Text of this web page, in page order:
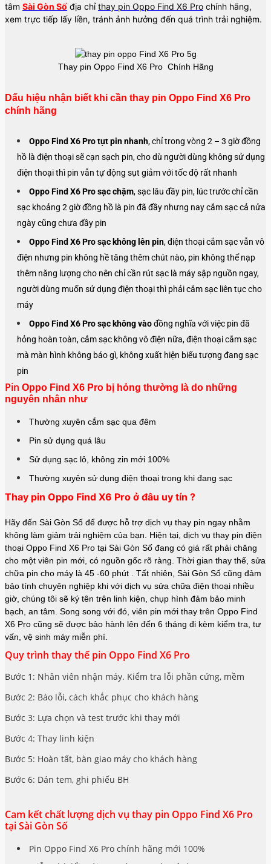
tâm Sài Gòn Số địa chỉthay pin Oppo Find X6 Pro chính hãng,
xem trực tiếp lấy liền, tránh ảnh hưởng đến quá trình trải nghiệm.
Thay pin Oppo Find X6 Pro Chính Hãng
Dấu hiệu nhận biết khi cần thay pin Oppo Find X6 Pro
chính hãng
Oppo Find X6 Pro tụt pin nhanh, chỉ trong vòng 2 – 3 giờ đồng
hồ là điện thoại sẽ cạn sạch pin, cho dù người dùng không sử dụng
điện thoại thì pin vẫn tự động sụt giảm với tốc độ rất nhanh
Oppo Find X6 Pro sạc chậm, sạc lâu đầy pin, lúc trước chỉ cần
sạc khoảng 2 giờ đồng hồ là pin đã đầy nhưng nay cắm sạc cả nửa
ngày cũng chưa đầy pin
Oppo Find X6 Pro sạc không lên pin, điện thoại cắm sạc vẫn vô
điện nhưng pin không hề tăng thêm chút nào, pin không thể nạp
thêm năng lượng cho nên chỉ cần rút sạc là máy sập nguồn ngay,
người dùng muốn sử dụng điện thoại thì phải cắm sạc liên tục cho
máy
Oppo Find X6 Pro sạc không vàođồng nghĩa với việc pin đã
hỏng hoàn toàn, cắm sạc không vô điện nữa, điện thoại cắm sạc
mà màn hình không báo gì, không xuất hiện biểu tượng đang sạc
pin
Pin Oppo Find X6 Pro bị hỏng thường là do những
nguyên nhân như
Thường xuyên cắm sạc qua đêm
Pin sử dụng quá lâu
Sử dụng sạc lô, không zin mới 100%
Thường xuyên sử dụng điện thoại trong khi đang sạc
Thay pin Oppo Find X6 Pro ở đâu uy tín ?
Hãy đến Sài Gòn Số để được hỗ trợ dịch vụ thay pin ngay nhằm
không làm giảm trải nghiệm của bạn. Hiện tại, dịch vụ thay pin điện
thoại Oppo Find X6 Pro tại Sài Gòn Số đang có giá rất phải chăng
cho một viên pin mới, có nguồn gốc rõ ràng. Thời gian thay thế, sửa
chữa pin cho máy là 45 -60 phút . Tất nhiên, Sài Gòn Số cũng đảm
bảo tính chuyên nghiệp khi với dịch vụ sửa chữa điện thoại nhiều
giờ, chúng tôi sẽ ký tên trên linh kiện, chụp hình đảm bảo minh
bạch, an tâm. Song song với đó, viên pin mới thay trên Oppo Find
X6 Pro cũng sẽ được bảo hành lên đến 6 tháng đi kèm kiểm tra, tư
vấn, vệ sinh máy miễn phí.
Quy trình thay thế pin Oppo Find X6 Pro
Bước 1: Nhân viên nhận máy. Kiểm tra lỗi phần cứng, mềm
Bước 2: Báo lỗi, cách khắc phục cho khách hàng
Bước 3: Lựa chọn và test trước khi thay mới
Bước 4: Thay linh kiện
Bước 5: Hoàn tất, bàn giao máy cho khách hàng
Bước 6: Dán tem, ghi phiếu BH
Cam kết chất lượng dịch vụ thay pin Oppo Find X6 Pro
tại Sài Gòn Số
Pin Oppo Find X6 Pro chính hãng mới 100%